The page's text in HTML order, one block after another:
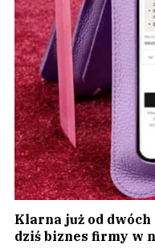
Klarna już od
dziś biznes firmy w